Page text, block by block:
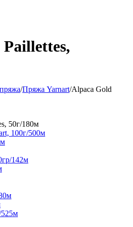
/Пряжа Yarnart/Alpaca Gold
50г/180м
100г/500м
142м
525м